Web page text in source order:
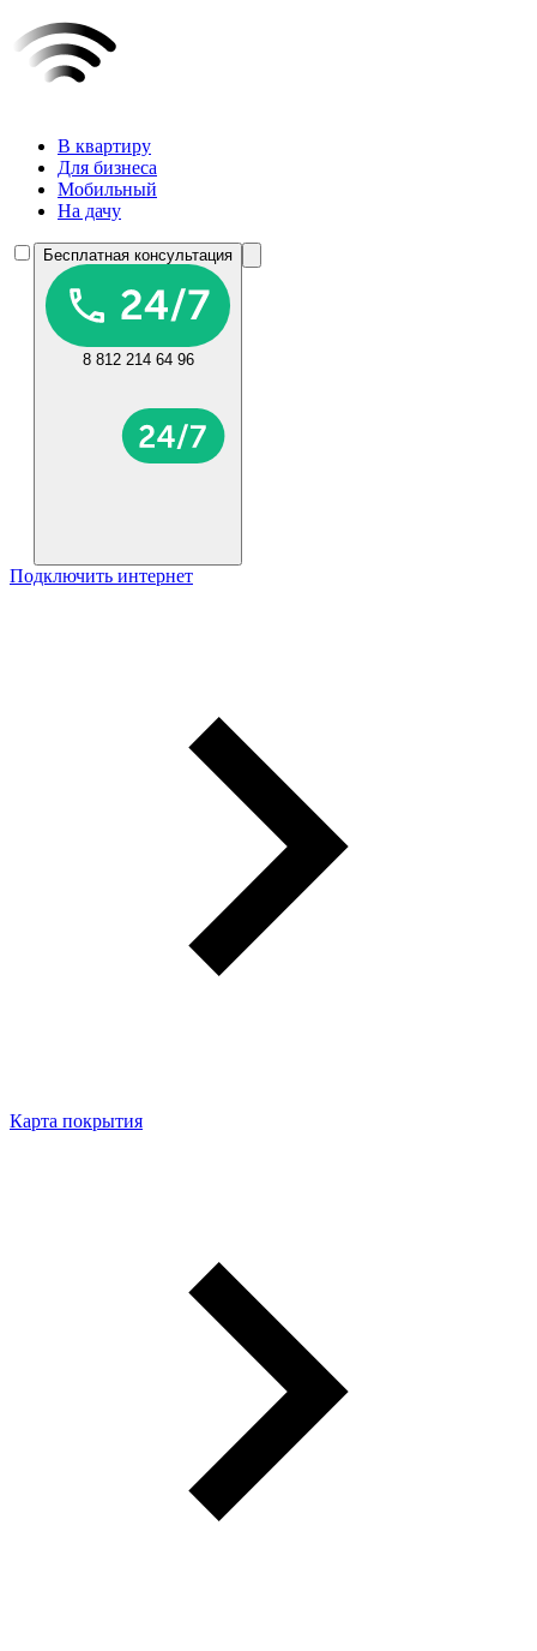
В квартиру
Для бизнеса
Мобильный
На дачу
Бесплатная консультация
8 812 214 64 96
Подключить интернет
Карта покрытия